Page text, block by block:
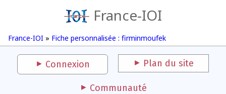
France-IOI
France-IOI » Fiche personnalisée : firminmoufek
Connexion Plan du site
Communauté